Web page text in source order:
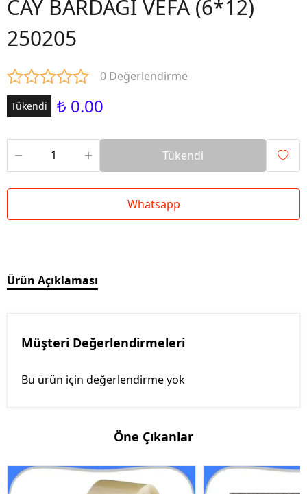
CAY BARDAGİ VEFA (6*12)
250205
0 Değerlendirme
Tükendi ₺ 0.00
Tükendi
Whatsapp
Ürün Açıklaması
Müşteri Değerlendirmeleri
Bu ürün için değerlendirme yok
Öne Çıkanlar